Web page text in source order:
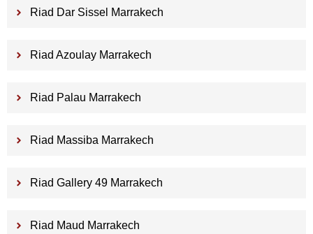
Riad Dar Sissel Marrakech
Riad Azoulay Marrakech
Riad Palau Marrakech
Riad Massiba Marrakech
Riad Gallery 49 Marrakech
Riad Maud Marrakech